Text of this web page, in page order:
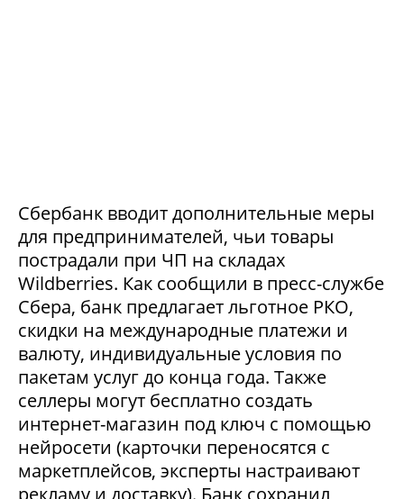
Сбербанк вводит дополнительные меры
для предпринимателей, чьи товары
пострадали при ЧП на складах
Wildberries. Как сообщили в пресс-службе
Сбера, банк предлагает льготное РКО,
скидки на международные платежи и
валюту, индивидуальные условия по
пакетам услуг до конца года. Также
селлеры могут бесплатно создать
интернет-магазин под ключ с помощью
нейросети (карточки переносятся с
маркетплейсов, эксперты настраивают
рекламу и доставку). Банк сохранил